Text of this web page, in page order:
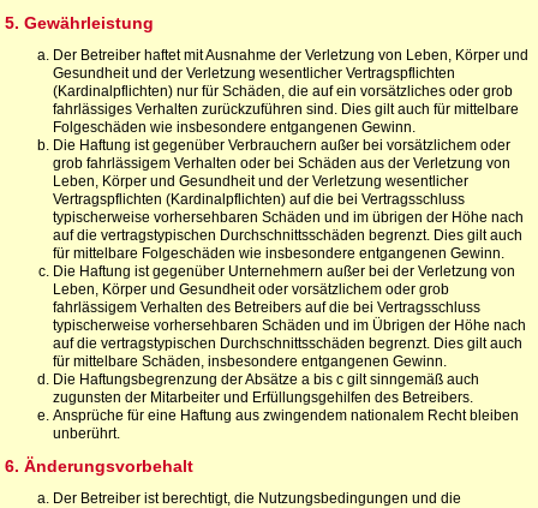
5. Gewährleistung
Der Betreiber haftet mit Ausnahme der Verletzung von Leben, Körper und
Gesundheit und der Verletzung wesentlicher Vertragspflichten
(Kardinalpflichten) nur für Schäden, die auf ein vorsätzliches oder grob
fahrlässiges Verhalten zurückzuführen sind. Dies gilt auch für mittelbare
Folgeschäden wie insbesondere entgangenen Gewinn.
Die Haftung ist gegenüber Verbrauchern außer bei vorsätzlichem oder
grob fahrlässigem Verhalten oder bei Schäden aus der Verletzung von
Leben, Körper und Gesundheit und der Verletzung wesentlicher
Vertragspflichten (Kardinalpflichten) auf die bei Vertragsschluss
typischerweise vorhersehbaren Schäden und im übrigen der Höhe nach
auf die vertragstypischen Durchschnittsschäden begrenzt. Dies gilt auch
für mittelbare Folgeschäden wie insbesondere entgangenen Gewinn.
Die Haftung ist gegenüber Unternehmern außer bei der Verletzung von
Leben, Körper und Gesundheit oder vorsätzlichem oder grob
fahrlässigem Verhalten des Betreibers auf die bei Vertragsschluss
typischerweise vorhersehbaren Schäden und im Übrigen der Höhe nach
auf die vertragstypischen Durchschnittsschäden begrenzt. Dies gilt auch
für mittelbare Schäden, insbesondere entgangenen Gewinn.
Die Haftungsbegrenzung der Absätze a bis c gilt sinngemäß auch
zugunsten der Mitarbeiter und Erfüllungsgehilfen des Betreibers.
Ansprüche für eine Haftung aus zwingendem nationalem Recht bleiben
unberührt.
6. Änderungsvorbehalt
Der Betreiber ist berechtigt, die Nutzungsbedingungen und die